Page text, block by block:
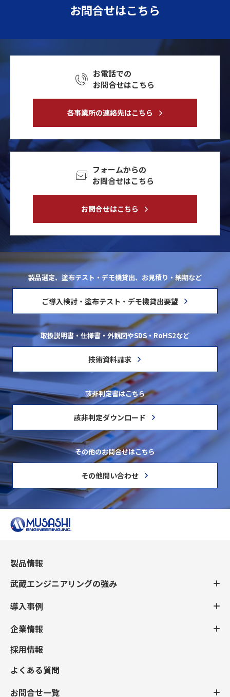
お問合せはこちら
お電話での
お問合せはこちら
各事業所の連絡先はこちら
フォームからの
お問合せはこちら
お問合せはこちら
製品選定、塗布テスト・デモ機貸出、お見積り・納期など
ご導入検討・塗布テスト・デモ機貸出要望
取扱説明書・仕様書・外観図やSDS・RoHS2など
技術資料請求
該非判定書はこちら
該非判定ダウンロード
その他のお問合せはこちら
その他問い合わせ
製品情報
武蔵エンジニアリングの強み
導入事例
企業情報
採用情報
よくある質問
お問合せ一覧